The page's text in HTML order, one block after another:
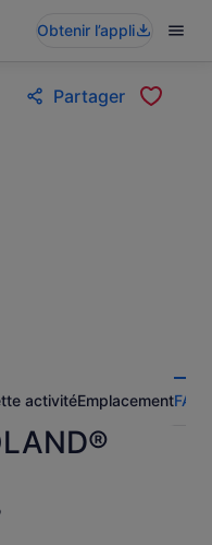
Obtenir l’appli
Partager
activitéEmplacementFAQ